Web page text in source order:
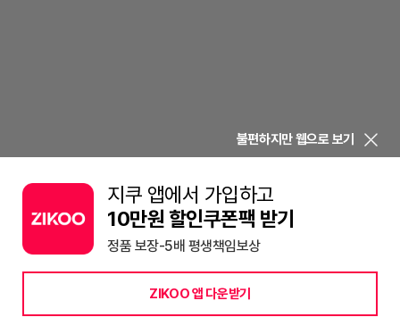
불편하지만 웹으로 보기
지쿠 앱에서 가입하고
10만원 할인쿠폰팩 받기
정품 보장-5배 평생책임보상
ZIKOO 앱 다운받기